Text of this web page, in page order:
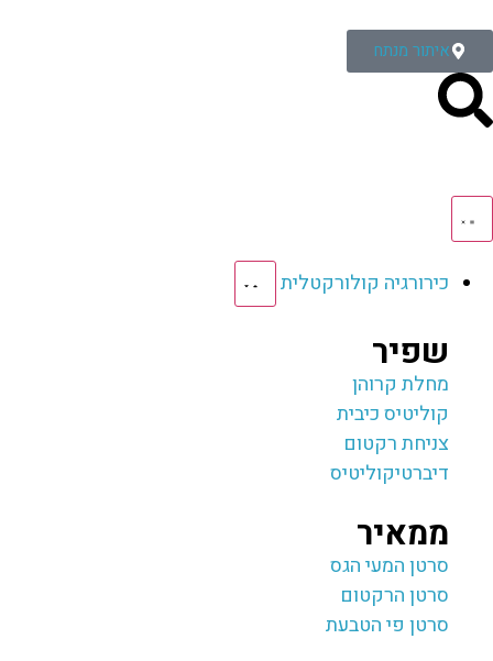
איתור מנתח
כירורגיה קולורקטלית
שפיר
מחלת קרוהן
קוליטיס כיבית
צניחת רקטום
דיברטיקוליטיס
ממאיר
סרטן המעי הגס
סרטן הרקטום
סרטן פי הטבעת